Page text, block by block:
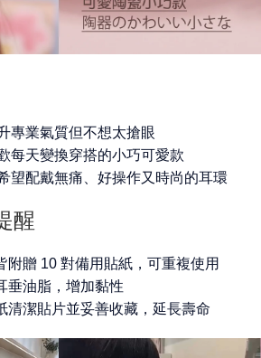
專業氣質但不想太搶眼
每天變換穿搭的小巧可愛款
望配戴無痛、好操作又時尚的耳環
醒
附贈 10 對備用貼紙，可重複使用
垂油脂，增加黏性
清潔貼片並妥善收藏，延長壽命